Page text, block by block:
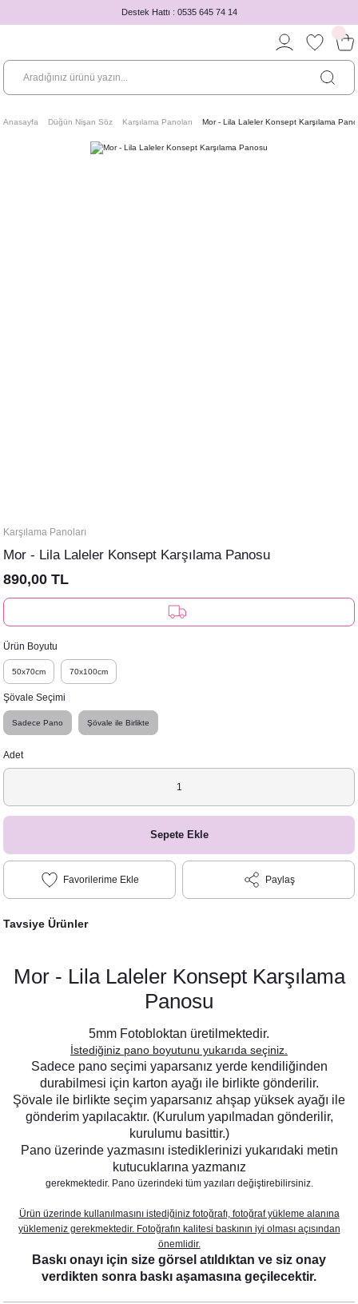
Destek Hattı : 0535 645 74 14
Anasayfa Düğün Nişan Söz Karşılama Panoları Mor - Lila Laleler Konsept Karşılama
Karşılama Panoları
Mor - Lila Laleler Konsept Karşılama Panosu
890,00 TL
Ürün Boyutu
50x70cm 70x100cm
Şövale Seçimi
Sadece Pano Şövale ile Birlikte
Adet
Sepete Ekle
Paylaş
Tavsiye Ürünler
Mor Çiçekler Konsept Peçete
8,75 TL
Mor Lila Çiçekler Konsept Şeffaf Pleksi Magnet
Mor - Lila Laleler Konsept Karşılama
Panosu
5mm Fotobloktan üretilmektedir.
İstediğiniz pano boyutunu yukarıda seçiniz.
Sadece pano seçimi yaparsanız yerde kendiliğinden
durabilmesi için karton ayağı ile birlikte gönderilir.
Şövale ile birlikte seçim yaparsanız ahşap yüksek ayağı ile
gönderim yapılacaktır. (Kurulum yapılmadan gönderilir,
kurulumu basittir.)
Pano üzerinde yazmasını istediklerinizi yukarıdaki metin
kutucuklarına yazmanız
gerekmektedir. Pano üzerindeki tüm yazıları değiştirebilirsiniz.
Ürün üzerinde kullanılmasını istediğiniz fotoğrafı, fotoğraf yükleme alanına
yüklemeniz gerekmektedir. Fotoğrafın kalitesi baskının iyi olması açısından
önemlidir.
Baskı onayı için size görsel atıldıktan ve siz onay
verdikten sonra baskı aşamasına geçilecektir.